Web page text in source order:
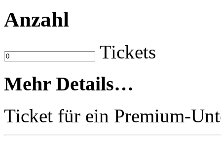
Anzahl
Tickets
Mehr Details…
Ticket für ein Premium-